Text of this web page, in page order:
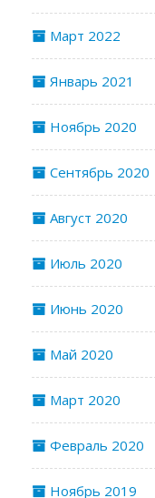
Март 2022
Январь 2021
Ноябрь 2020
Сентябрь 2020
Август 2020
Июль 2020
Июнь 2020
Май 2020
Март 2020
Февраль 2020
Ноябрь 2019